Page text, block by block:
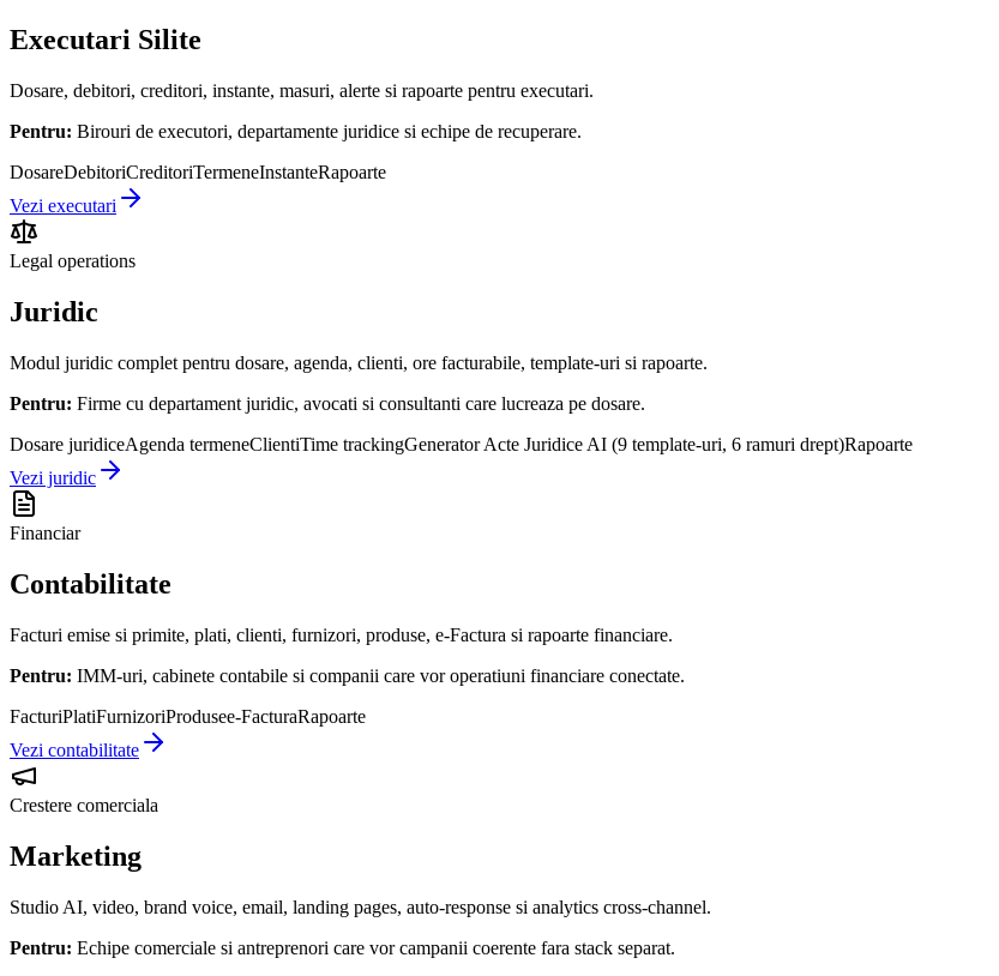
Executari Silite
Dosare, debitori, creditori, instante, masuri, alerte si rapoarte pentru executari.
Pentru: Birouri de executori, departamente juridice si echipe de recuperare.
DosareDebitoriCreditoriTermeneInstanteRapoarte
Vezi executari
Legal operations
Juridic
Modul juridic complet pentru dosare, agenda, clienti, ore facturabile, template-uri si rapoarte.
Pentru: Firme cu departament juridic, avocati si consultanti care lucreaza pe dosare.
Dosare juridiceAgenda termeneClientiTime trackingGenerator Acte Juridice AI (9 template-uri, 6 ramuri drept)Rapoarte
Vezi juridic
Financiar
Contabilitate
Facturi emise si primite, plati, clienti, furnizori, produse, e-Factura si rapoarte financiare.
Pentru: IMM-uri, cabinete contabile si companii care vor operatiuni financiare conectate.
FacturiPlatiFurnizoriProdusee-FacturaRapoarte
Vezi contabilitate
Crestere comerciala
Marketing
Studio AI, video, brand voice, email, landing pages, auto-response si analytics cross-channel.
Pentru: Echipe comerciale si antreprenori care vor campanii coerente fara stack separat.